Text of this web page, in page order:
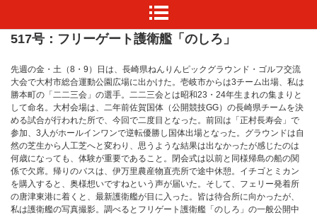
517号：フリーゲート護衛艦「のしろ」
先週の金・土（8・9）日は、長崎県ねんりんピックグラウンド・ゴルフ交流
大会で大村市総合運動公園広場に出かけた。壱岐市からは3チーム出場、私は
勝本町の「二二三会」の選手。二二三会とは昭和23・24年生まれの集まりと
して命名。大村会場は、二年前佐賀国体（公開競技GG）の長崎県チームを決
める試合が行われた所で、今回で二度目となった。前回は「正村長寿会」で
参加、3人がホールインワンで逆転優勝し国体出場となった。グラウンドは自
然の芝生から人工芝へと変わり、思うような結果は出なかったが感じたのは
何歳になっても、体験が重要であること。閉会式は以前と同様帰島の船の関
係で欠席。帰りのバスは、伊万里農産物直売所で途中休憩。イチゴとミカン
を購入すると、奥様想いですねという声が届いた。そして、フェリー発着所
の唐津東港に着くと、最新護衛艦が目に入った。皆は待合所に向かったが、
私は護衛艦の写真撮影。調べるとフリゲート護衛艦「のしろ」の一般公開中